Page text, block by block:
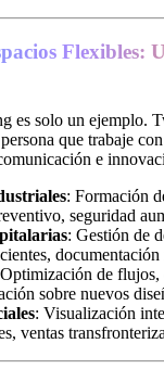
Flexibles:
es solo un ejemplo.
que trabaje
e
: Formación
seguridad
: Gestión de
de flujos,
sobre nuevos
: Visualización
ventas